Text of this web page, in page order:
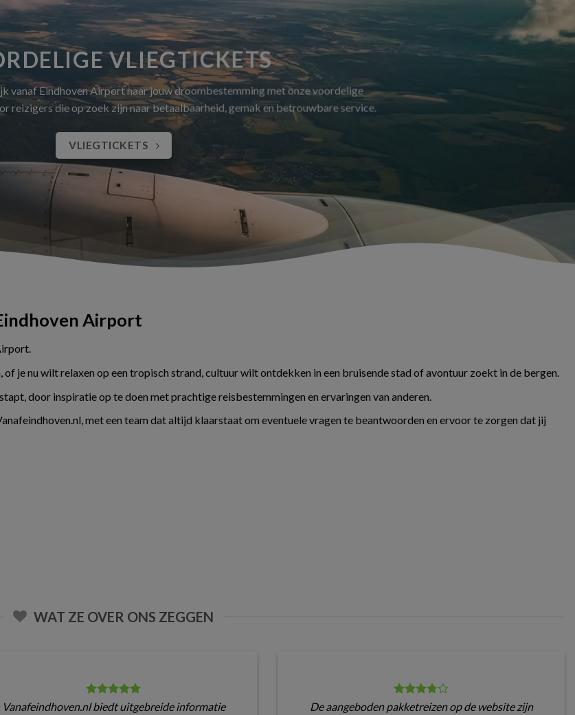
VLIEGTICKETS
vanaf Eindhoven Airport naar jouw droombestemming met onze voordelige
reizigers die op zoek zijn naar betaalbaarheid, gemak en betrouwbare service.
VLIEGTICKETS
Airport
je nu wilt relaxen op een tropisch strand, cultuur wilt ontdekken in een bruisende stad of avontuur zoekt in de bergen.
door inspiratie op te doen met prachtige reisbestemmingen en ervaringen van anderen.
met een team dat altijd klaarstaat om eventuele vragen te beantwoorden en ervoor te zorgen dat jij
WAT ZE OVER ONS ZEGGEN
Vanafeindhoven.nl biedt uitgebreide informatie De aangeboden pakketreizen op de website zijn